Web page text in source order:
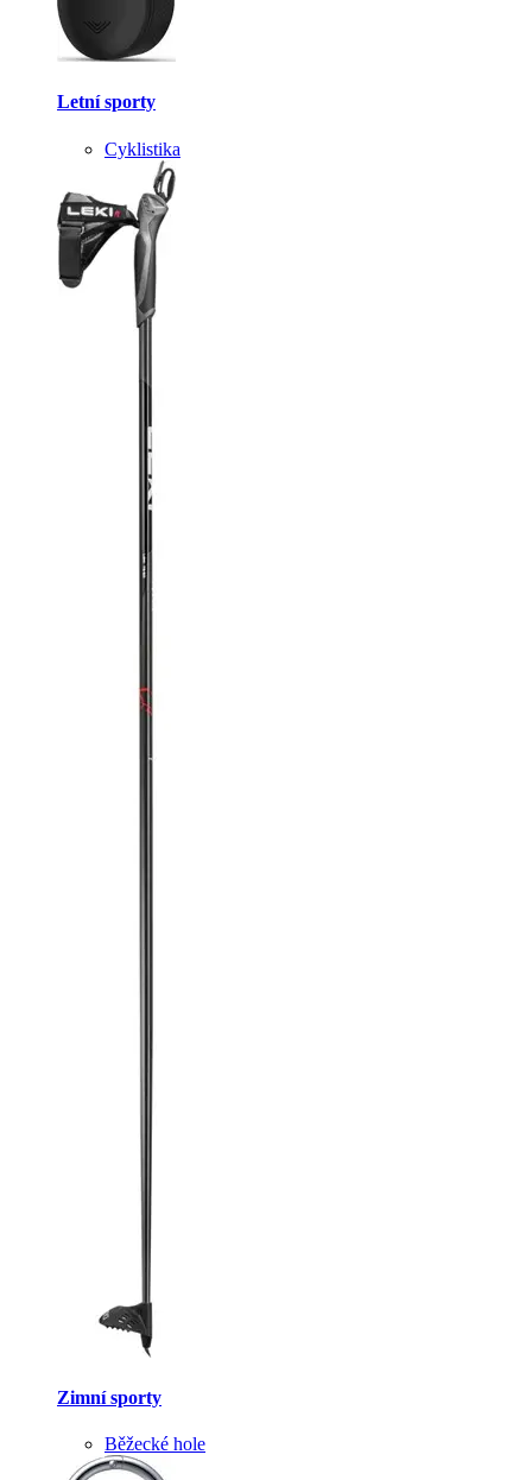
Letní sporty
Cyklistika
Zimní sporty
Běžecké hole